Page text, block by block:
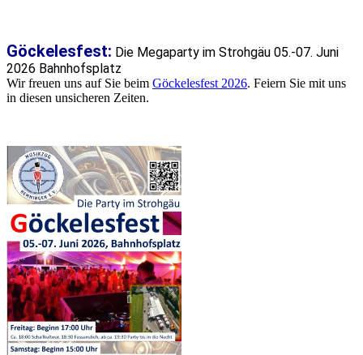
Göckelesfest: Die Megaparty im Strohgäu 05.-07. Juni
2026 Bahnhofsplatz
Wir freuen uns auf Sie beim Göckelesfest 2026. Feiern Sie mit uns
in diesen unsicheren Zeiten.